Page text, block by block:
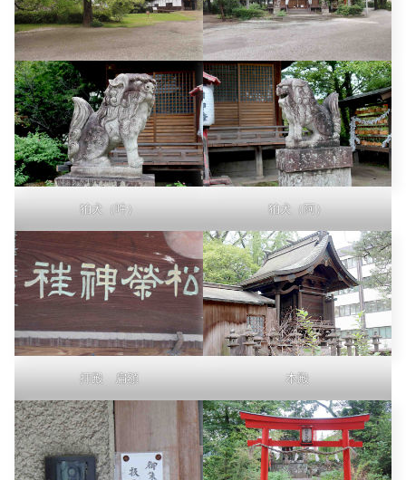
狛犬（吽） 狛犬（阿）
拝殿 扁額 本殿